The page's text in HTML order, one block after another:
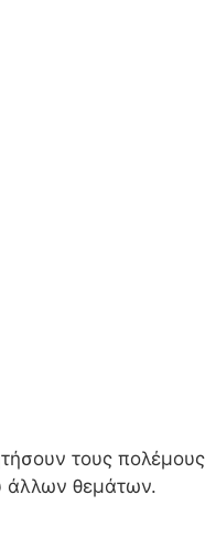
τους πολέμους
άλλων θεμάτων.